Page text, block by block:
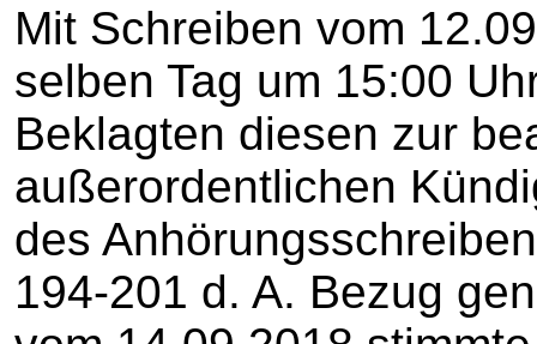
Mit Schreiben vom
selben Tag um 15:00
Beklagten diesen zur
außerordentlichen
des
194-201 d. A. Bezug